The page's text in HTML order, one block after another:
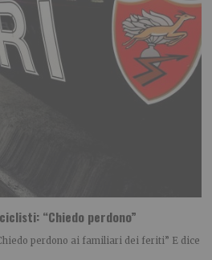
“Chiedo perdono”
perdono ai familiari dei feriti” E dice